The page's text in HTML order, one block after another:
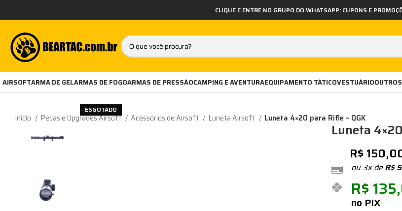
CLIQUE E ENTRE NO GRUPO DO WHATSAPP: CUPONS E
AIRSOFTARMA DE GELARMAS DE FOGOARMAS DE PRESSÃOCAMPING E AVENTURAEQUIPAMENTO TÁTICOVESTUÁRIOOUTROS
Início Peças e Upgrades Airsoft Acessórios de Airsoft Luneta Airsoft Luneta 4×20 para Rifle – QGK
ESGOTADO
Luneta
R$
ou 3x deR$
R$
no PIX